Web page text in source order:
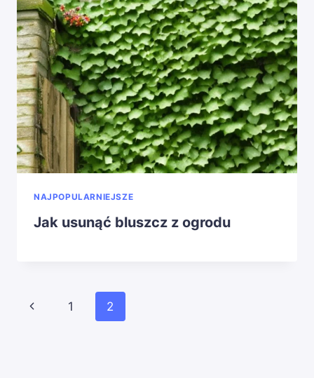
NAJPOPULARNIEJSZE
Jak usunąć bluszcz z ogrodu
Nawigacja
Poprzednia
1 2